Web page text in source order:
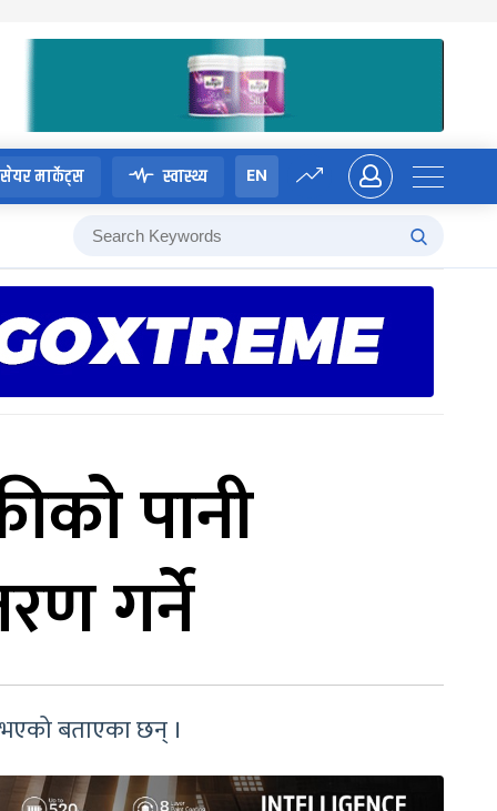
सेयर मार्केट्स स्वास्थ्य EN
पानी
गर्ने
भएको बताएका छन् ।